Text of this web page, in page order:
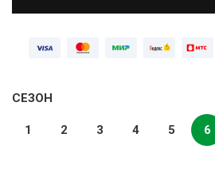
СЕЗОН
1 2 3 4 5 6